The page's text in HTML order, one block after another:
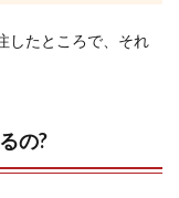
したところで、それ
の?